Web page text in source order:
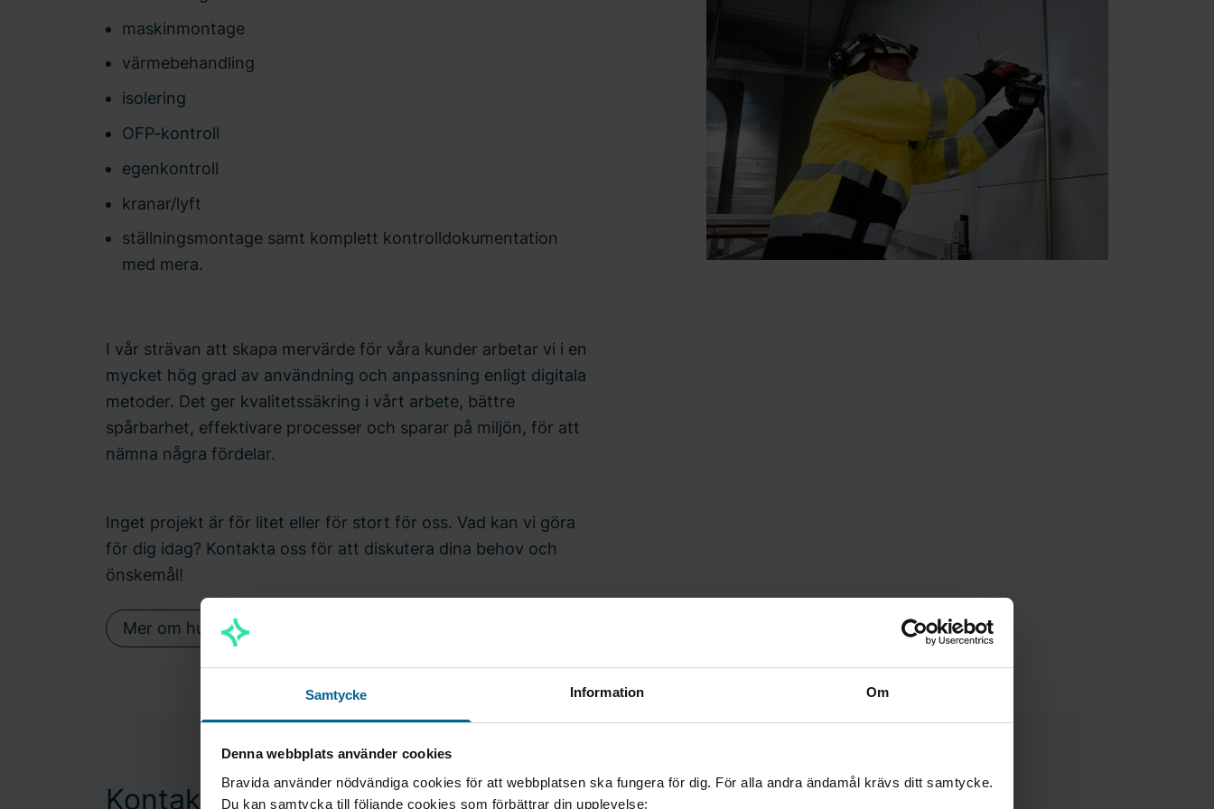
Samtycke Information Om
Denna webbplats använder cookies
Bravida använder nödvändiga cookies för att webbplatsen ska fungera för dig. För alla andra ändamål krävs ditt samtycke.
Du kan samtycka till följande cookies som förbättrar din upplevelse:
maskinmontage
värmebehandling
isolering
OFP-kontroll
egenkontroll
kranar/lyft
ställningsmontage samt komplett kontrolldokumentation
med mera.
I vår strävan att skapa mervärde för våra kunder arbetar vi i en
mycket hög grad av användning och anpassning enligt digitala
metoder. Det ger kvalitetssäkring i vårt arbete, bättre
spårbarhet, effektivare processer och sparar på miljön, för att
nämna några fördelar.
Inget projekt är för litet eller för stort för oss. Vad kan vi göra
för dig idag? Kontakta oss för att diskutera dina behov och
önskemål!
Mer om hur vi på Bravida jobbar med industrirör
Kontakt